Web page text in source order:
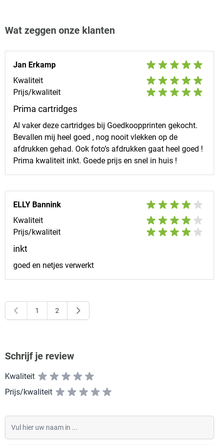
Wat zeggen onze klanten
Jan Erkamp
Kwaliteit
Prijs/kwaliteit
Prima cartridges
Al vaker deze cartridges bij Goedkoopprinten gekocht.
Bevallen mij heel goed , nog nooit vlekken op de
afdrukken gehad. Ook foto’s afdrukken gaat heel goed !
Prima kwaliteit inkt. Goede prijs en snel in huis !
ELLY Bannink
Kwaliteit
Prijs/kwaliteit
inkt
goed en netjes verwerkt
U lees momenteel pagina
1
Pagina
2
Schrijf je review
Kwaliteit
Prijs/kwaliteit
Vul hier uw naam in